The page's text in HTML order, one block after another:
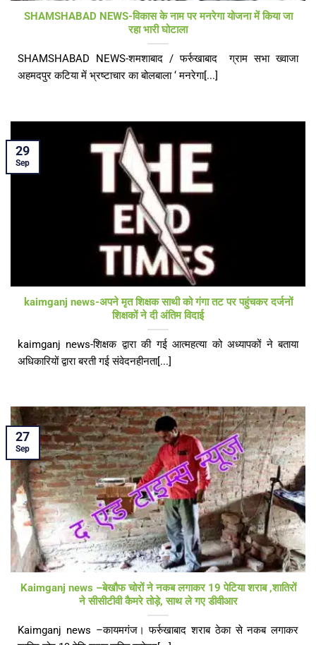
SHAMSHABAD NEWS-विकास के नाम पर मनरेगा योजना में किया जा
रहा भारी घोटाला
SHAMSHABAD NEWS-शमशाबाद / फर्रुखाबाद ग्राम सभा ख्वाजा
अहमदपुर कटिया में भ्रष्टाचार का बोलबाला ‘ मनरेगा[...]
kaimganj news-अपने मृत शिक्षक साथी को गंगा तट पर पहुंचकर दर्जनों
शिक्षकों ने दी अंतिम विदाई
kaimganj news-शिक्षक द्वारा की गई आत्महत्या को अध्यापकों ने बताया
अधिकारियों द्वारा बरती गई संवेदनहीनता[...]
29
Sep
Kaimganj news –बेखौफ चोरों ने नकब लगाकर 19 पेटिया शराब ,शातिरों
ने सीसीटीवी कैमरे तोड़े, साथ ले गए डीवीआर
Kaimganj news –कायमगंज। फर्रुखाबाद शराब ठेका से नकब लगाकर
27
Sep